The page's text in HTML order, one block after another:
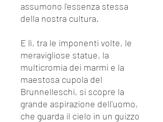
assumono l'essenza stessa
della nostra cultura.
E lì, tra le imponenti volte, le
meravigliose statue, la
multicromia dei marmi e la
maestosa cupola del
Brunnelleschi, si scopre la
grande aspirazione dell'uomo,
che guarda il cielo in un guizzo